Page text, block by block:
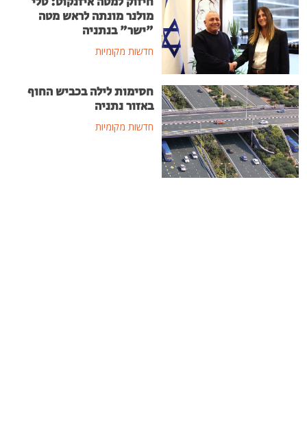
מולנר מונתה לראש מטה
"ישר" בנתניה
חדשות מקומיות
חסימות לילה בכביש החוף
באזור נתניה
חדשות מקומיות